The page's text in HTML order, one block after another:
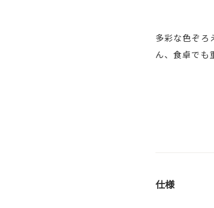
多彩な色ぞろ
ん、食卓でも
仕様